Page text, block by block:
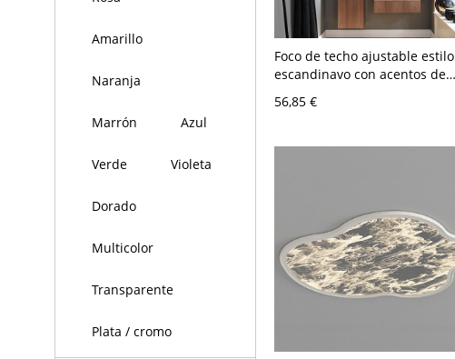
Amarillo
Naranja
Marrón Azul
Verde Violeta
Dorado
Multicolor
Transparente
Plata / cromo
Foco de techo ajustable estilo
escandinavo con acentos de
juguetona - 110 A 120 V Gris
56,85 €